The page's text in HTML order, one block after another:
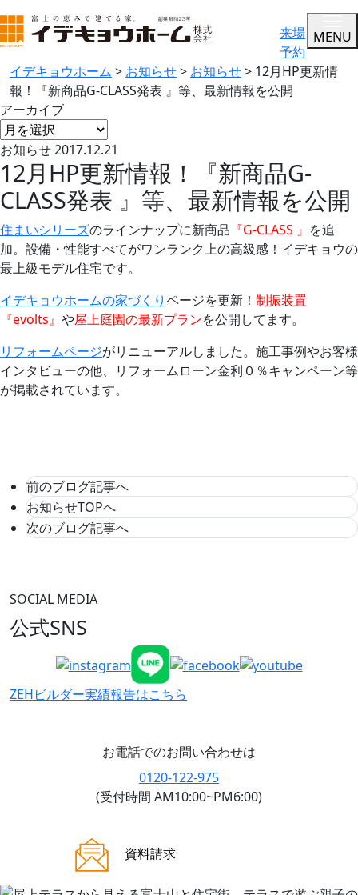
来場
予約
MENU
イデキョウホーム > お知らせ> お知らせ> 12月HP更新情
報！『新商品G-CLASS発表 』等、最新情報を公開
アーカイブ
お知らせ2017.12.21
12月HP更新情報！『新商品G-
CLASS発表 』等、最新情報を公開
住まいシリーズのラインナップに新商品 『G-CLASS 』 を追
加。設備・性能すべてがワンランク上の高級感！イデキョウの
最上級モデル住宅です。
イデキョウホームの家づくりページを更新！ 制振装置
『evolts』 や屋上庭園の最新プランを公開してます。
リフォームページがリニューアルしました。施工事例やお客様
インタビューの他、リフォームローン金利０％キャンペーン等
が掲載されています。
前のブログ記事へ
お知らせTOPへ
次のブログ記事へ
SOCIAL MEDIA
公式SNS
ZEHビルダー実績報告はこちら
お電話でのお問い合わせは
0120-122-975
(受付時間 AM10:00~PM6:00)
資料請求